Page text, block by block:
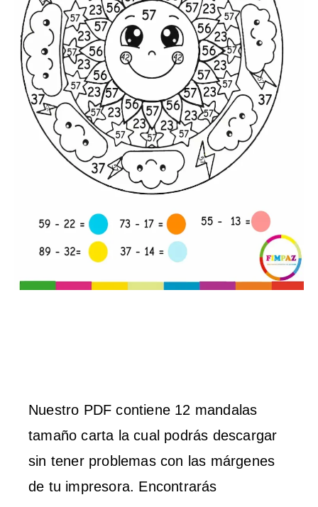
Nuestro PDF contiene 12 mandalas
tamaño carta la cual podrás descargar
sin tener problemas con las márgenes
de tu impresora. Encontrarás